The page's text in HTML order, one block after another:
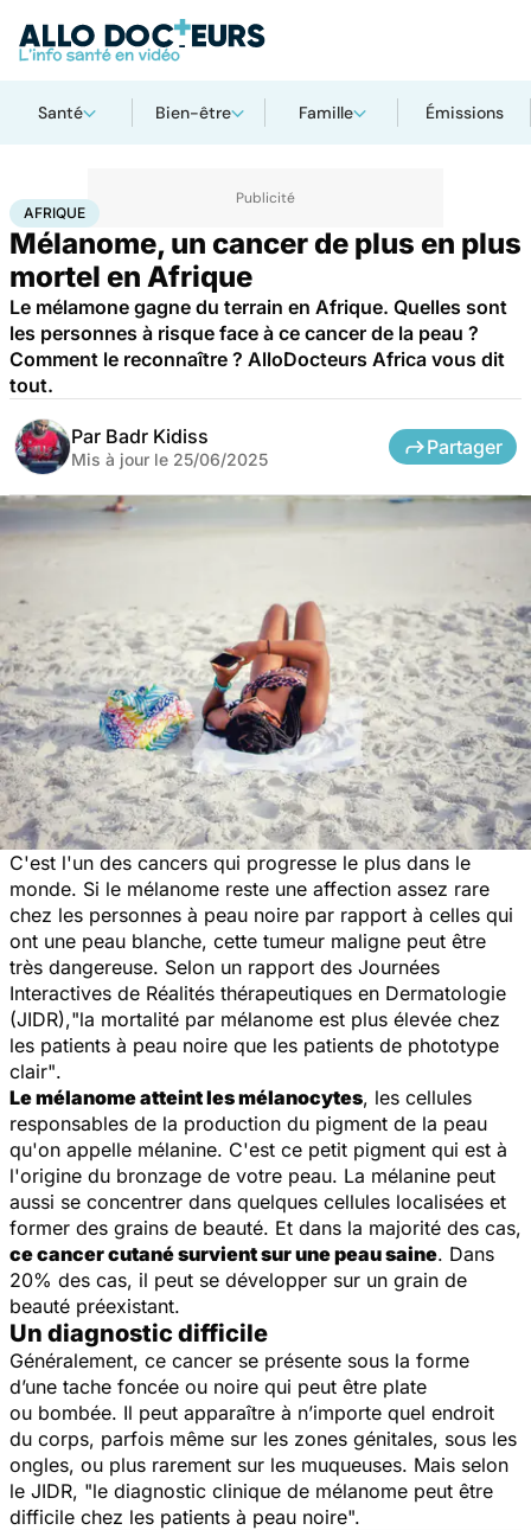
Santé Bien-être Famille Émissions
AccueilSanté Afrique
AFRIQUE
Mélanome, un cancer de plus en plus
mortel en Afrique
Le mélamone gagne du terrain en Afrique. Quelles sont
les personnes à risque face à ce cancer de la peau ?
Comment le reconnaître ? AlloDocteurs Africa vous dit
tout.
Par Badr Kidiss
Mis à jour le 25/06/2025
Partager
C'est l'un des cancers qui progresse le plus dans le
monde. Si le mélanome reste une affection assez rare
chez les personnes à peau noire par rapport à celles qui
ont une peau blanche, cette tumeur maligne peut être
très dangereuse. Selon un rapport des Journées
Interactives de Réalités thérapeutiques en Dermatologie
(JIDR),"la mortalité par mélanome est plus élevée chez
les patients à peau noire que les patients de phototype
clair".
Le mélanome atteint les mélanocytes, les cellules
responsables de la production du pigment de la peau
qu'on appelle mélanine. C'est ce petit pigment qui est à
l'origine du bronzage de votre peau. La mélanine peut
aussi se concentrer dans quelques cellules localisées et
former des grains de beauté. Et dans la majorité des cas,
ce cancer cutané survient sur une peau saine. Dans
20% des cas, il peut se développer sur un grain de
beauté préexistant.
Un diagnostic difficile
Généralement, ce cancer se présente sous la forme
d’une tache foncée ou noire qui peut être plate
ou bombée. Il peut apparaître à n’importe quel endroit
du corps, parfois même sur les zones génitales, sous les
ongles, ou plus rarement sur les muqueuses. Mais selon
le JIDR, "le diagnostic clinique de mélanome peut être
difficile chez les patients à peau noire".